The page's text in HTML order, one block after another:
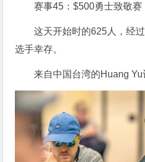
赛事45：$500勇士致敬赛
这天开始时的625人，经
选手幸存。
来自中国台湾的Huang Yu